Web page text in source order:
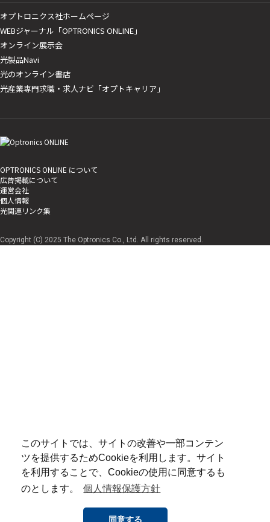
このサイトでは、サイトの改善や一部コンテン
ツを提供するためCookieを利用します。サイト
を利用することで、Cookieの使用に同意するも
のとします。
個人情報保護方針
同意する
オプトロニクス社ホームページ
WEBジャーナル「OPTRONICS ONLINE」
オンライン展示会
光製品Navi
光のオンライン書店
光産業専門求職・求人ナビ「オプトキャリア」
OPTRONICS ONLINE について
広告掲載について
運営会社
個人情報
光関連リンク集
Copyright (C) 2025 The Optronics Co., Ltd. All rights reserved.